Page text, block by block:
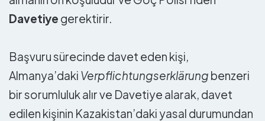
Davetiye gerektirir.
Başvuru sürecinde davet eden kişi,
Almanya’daki Verpflichtungserklärung benzeri
bir sorumluluk alır ve Davetiye alarak, davet
edilen kişinin Kazakistan’daki yasal durumundan